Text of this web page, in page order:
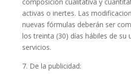
activas o inertes. Las
nuevas fórmulas deberán ser
los treinta (30) días hábiles de su
servicios.
De la publicidad: